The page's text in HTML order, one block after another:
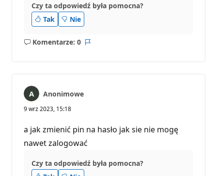
u
t
a
c
i
Czy ta odpowiedź była pomocna?
Tak
Nie
Komentarze: 0
Brak
Anonimowe
9 wrz 2023, 15:18
a jak zmienić pin na hasło jak sie nie mogę
nawet zalogować
Czy ta odpowiedź była pomocna?